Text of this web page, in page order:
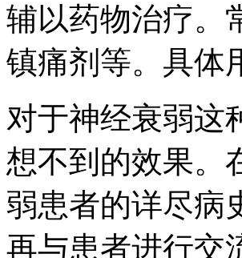
辅以药物治疗。
镇痛剂等。具体
对于神经衰弱这
想不到的效果。
弱患者的详尽病
再与患者进行交